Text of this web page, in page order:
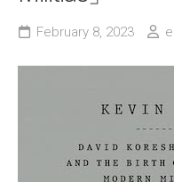
February 8, 2023